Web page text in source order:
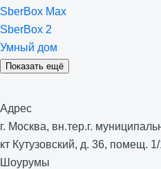
SberBox Max
SberBox 2
Умный дом
Показать ещё
Адрес
г. Москва, вн.тер.г.
кт Кутузовский, д. 36, помещ.
Шоурумы